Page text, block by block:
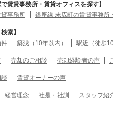
で賃貸事務所・賃貸オフィスを探す】
事務所
銀座線 末広町の賃貸事務所
索】
件
築浅（10年以内） 駅近（徒歩
売却のご相談 売却経験者の声
賃貸オーナーの声
経営理念 社是・社訓 スタッフ紹